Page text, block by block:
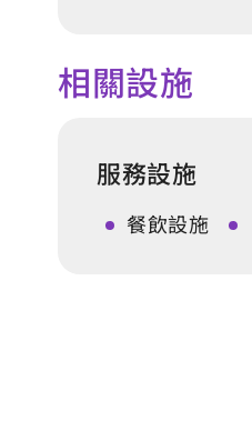
相關設施
服務設施
餐飲設施